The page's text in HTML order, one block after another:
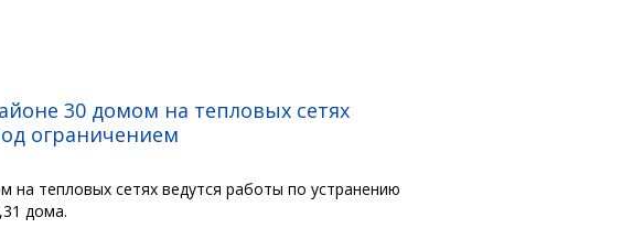
30 домом на тепловых сетях
ограничением
тепловых сетях ведутся работы по устранению
дома.